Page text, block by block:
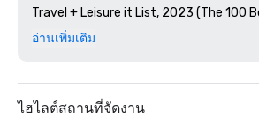
Travel + Leisure it List, 2023 (The 100
The World)
The Best Bars in America, Esquire 2024
อ่านเพิ่มเติม
ไฮไลต์สถานที่จัดงาน